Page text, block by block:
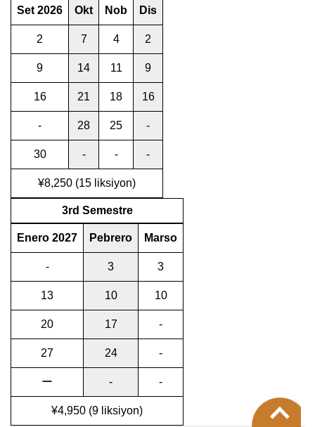
Set 2026 Okt Nob Dis
2 7 4 2
9 14 11 9
16 21 18 16
- 28 25 -
30 - - -
¥8,250 (15 liksiyon)
3rd Semestre
Enero 2027 Pebrero Marso
- 3 3
13 10 10
20 17 -
27 24 -
ー - -
¥4,950 (9 liksiyon)